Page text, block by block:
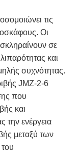
τις
Οι
σε
και
συχνότητας.
JMZ-2-6
που
και
την ενέργεια
μεταξύ των